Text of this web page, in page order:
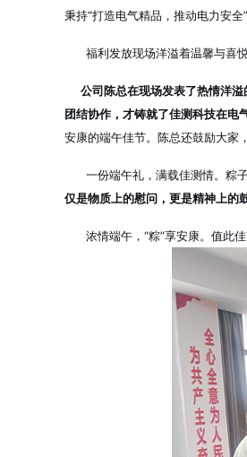
秉持“打造电气精品，推动电力安全
福利发放现场洋溢着温馨与喜悦
公司陈总在现场发表了热情洋溢
团结协作，才铸就了佳测科技在电
安康的端午佳节。陈总还鼓励大家，
一份端午礼，满载佳测情。粽子
仅是物质上的慰问，更是精神上的
浓情端午，“粽”享安康。值此佳